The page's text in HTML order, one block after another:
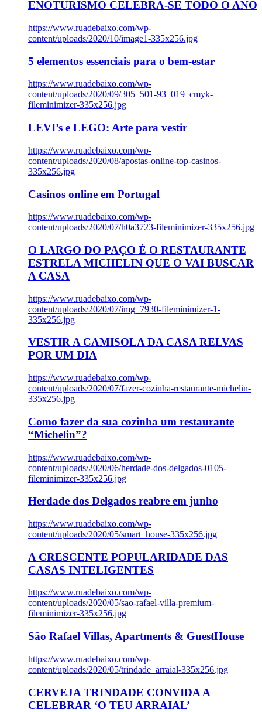
ENOTURISMO CELEBRA-SE TODO O ANO
https://www.ruadebaixo.com/wp-
content/uploads/2020/10/image1-335x256.jpg
5 elementos essenciais para o bem-estar
https://www.ruadebaixo.com/wp-
content/uploads/2020/09/305_501-93_019_cmyk-
fileminimizer-335x256.jpg
LEVI’s e LEGO: Arte para vestir
https://www.ruadebaixo.com/wp-
content/uploads/2020/08/apostas-online-top-casinos-
335x256.jpg
Casinos online em Portugal
https://www.ruadebaixo.com/wp-
content/uploads/2020/07/h0a3723-fileminimizer-335x256.jpg
O LARGO DO PAÇO É O RESTAURANTE
ESTRELA MICHELIN QUE O VAI BUSCAR
A CASA
https://www.ruadebaixo.com/wp-
content/uploads/2020/07/img_7930-fileminimizer-1-
335x256.jpg
VESTIR A CAMISOLA DA CASA RELVAS
POR UM DIA
https://www.ruadebaixo.com/wp-
content/uploads/2020/07/fazer-cozinha-restaurante-michelin-
335x256.jpg
Como fazer da sua cozinha um restaurante
“Michelin”?
https://www.ruadebaixo.com/wp-
content/uploads/2020/06/herdade-dos-delgados-0105-
fileminimizer-335x256.jpg
Herdade dos Delgados reabre em junho
https://www.ruadebaixo.com/wp-
content/uploads/2020/05/smart_house-335x256.jpg
A CRESCENTE POPULARIDADE DAS
CASAS INTELIGENTES
https://www.ruadebaixo.com/wp-
content/uploads/2020/05/sao-rafael-villa-premium-
fileminimizer-335x256.jpg
São Rafael Villas, Apartments & GuestHouse
https://www.ruadebaixo.com/wp-
content/uploads/2020/05/trindade_arraial-335x256.jpg
CERVEJA TRINDADE CONVIDA A
CELEBRAR ‘O TEU ARRAIAL’